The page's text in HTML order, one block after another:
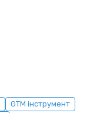
GTM інструмент